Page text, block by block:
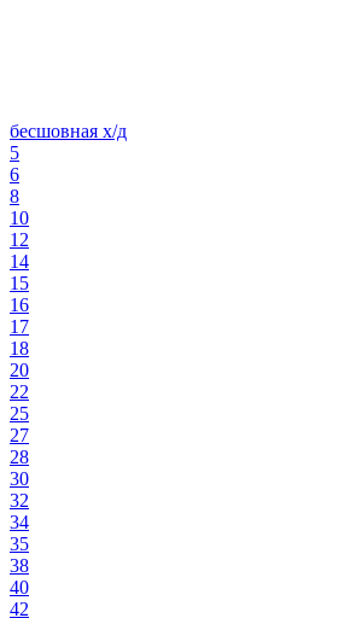
бесшовная х/д
5
6
8
10
12
14
15
16
17
18
20
22
25
27
28
30
32
34
35
38
40
42